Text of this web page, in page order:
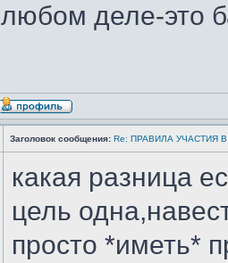
любом деле-это
Заголовок сообщения: Re: ПРАВИЛА УЧАСТИЯ
какая разница
цель
просто *иметь*